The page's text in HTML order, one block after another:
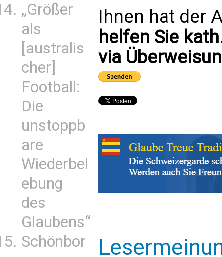
„Größer
als
[australis
cher]
Football:
Die
unstoppb
are
Wiederbel
ebung
des
Glaubens“
Schönbor
Ihnen hat der
helfen Sie
via